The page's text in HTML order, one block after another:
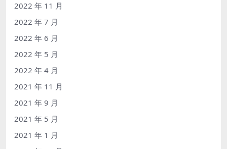
2022 年 11 月
2022 年 7 月
2022 年 6 月
2022 年 5 月
2022 年 4 月
2021 年 11 月
2021 年 9 月
2021 年 5 月
2021 年 1 月